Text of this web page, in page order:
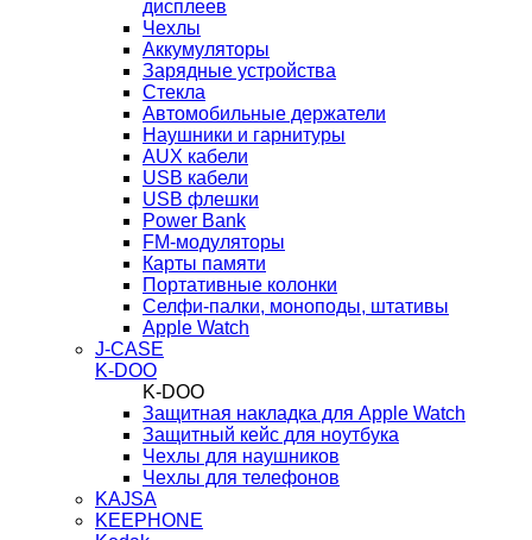
дисплеев
Чехлы
Аккумуляторы
Зарядные устройства
Стекла
Автомобильные держатели
Наушники и гарнитуры
AUX кабели
USB кабели
USB флешки
Power Bank
FM-модуляторы
Карты памяти
Портативные колонки
Селфи-палки, моноподы, штативы
Apple Watch
J-CASE
K-DOO
K-DOO
Защитная накладка для Apple Watch
Защитный кейс для ноутбука
Чехлы для наушников
Чехлы для телефонов
KAJSA
KEEPHONE